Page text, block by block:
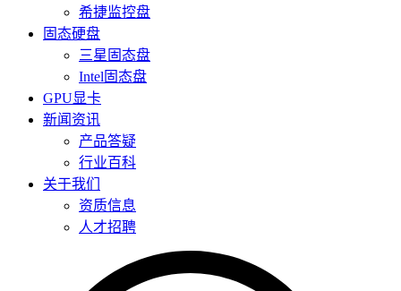
希捷监控盘
固态硬盘
三星固态盘
Intel固态盘
GPU显卡
新闻资讯
产品答疑
行业百科
关于我们
资质信息
人才招聘